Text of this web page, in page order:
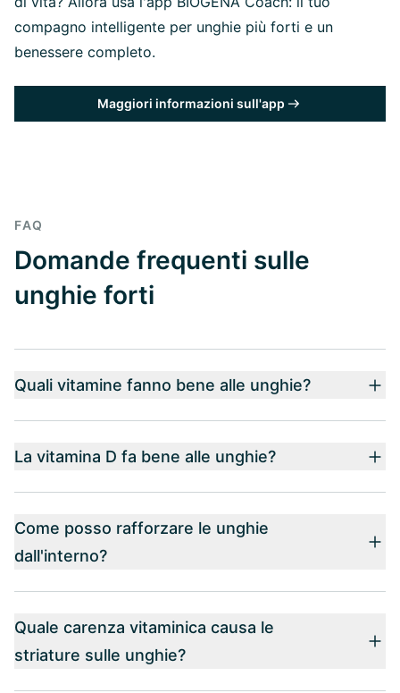
compagno intelligente per unghie più forti e un
benessere completo.
Maggiori informazioni sull'app
FAQ
Domande frequenti sulle
unghie forti
Quali vitamine fanno bene alle unghie?
La vitamina D fa bene alle unghie?
Come posso rafforzare le unghie
dall'interno?
Quale carenza vitaminica causa le
striature sulle unghie?